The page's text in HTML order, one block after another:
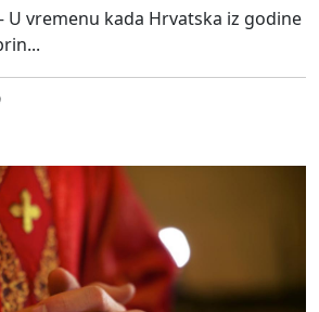
U vremenu kada Hrvatska iz godine